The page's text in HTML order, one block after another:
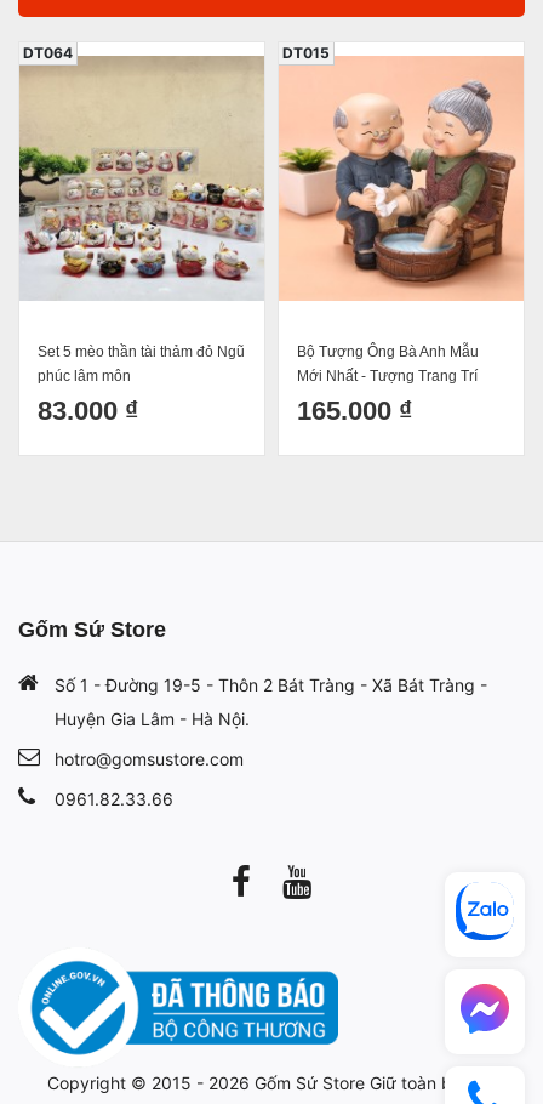
Set 5 mèo thần tài thảm đỏ Ngũ
phúc lâm môn
83.000 ₫
DT064
Bộ Tượng Ông Bà Anh Mẫu
Mới Nhất - Tượng Trang Trí
Nhà Cửa Ông Bà Rửa Chân
16x17cm
165.000 ₫
DT015
Gốm Sứ Store
Số 1 - Đường 19-5 - Thôn 2 Bát Tràng - Xã Bát Tràng -
Huyện Gia Lâm - Hà Nội.
hotro@gomsustore.com
0961.82.33.66
Copyright © 2015 - 2026 Gốm Sứ StoreGiữ toàn bộ bản